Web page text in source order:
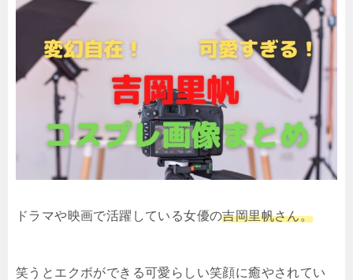
ドラマや映画で活躍している女優の吉岡里帆さん。
笑うとエクボができる可愛らしい笑顔に癒やされてい